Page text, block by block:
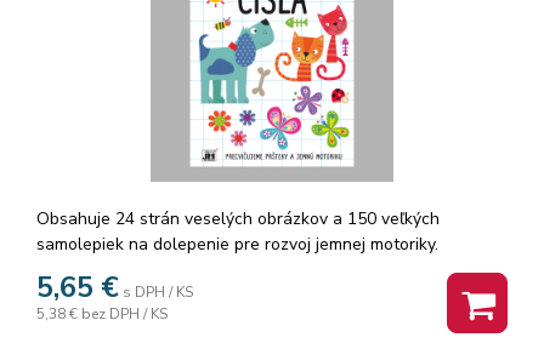
Obsahuje 24 strán veselých obrázkov a 150 veľkých
samolepiek na dolepenie pre rozvoj jemnej motoriky.
5,65 € s DPH / KS
5,38 € bez DPH / KS